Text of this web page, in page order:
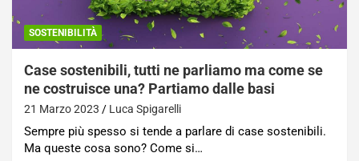
SOSTENIBILITÀ
Case sostenibili, tutti ne parliamo ma come se
ne costruisce una? Partiamo dalle basi
21 Marzo 2023 Luca Spigarelli
Sempre più spesso si tende a parlare di case sostenibili.
Ma queste cosa sono? Come si…